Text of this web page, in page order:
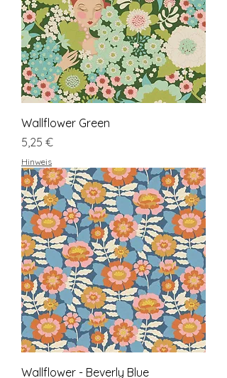
Wallflower Green
Preis
5,25 €
Hinweis
Wallflower - Beverly Blue